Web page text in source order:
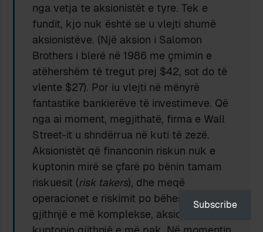
nga vetja te aksionistët e tyre. Tek e
fundit, kjo nuk është se u vlejti shumë
aksionistëve. (Një aksion i Salomon
Brothers i blerë në 1986 me çmimin e
atëhershëm të tregut prej $42, sot do të
vlente $27). Por iu vlejti në mënyrë
fantastike bankierëve të investimeve. Që
nga ai moment, megjithatë, firma e Wall
Street-it u shndërrua në kuti të zezë.
Aksionistët që financonin riskun nuk e
kuptonin mirë se çfarë po bënin tamam
riskuesit (risk takers), dhe meqë
operacionet e riskimit po bëheshin
gjithnjë e më komplekse, aksionistët po
Subscribe